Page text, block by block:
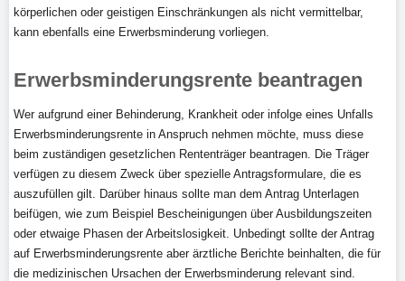
körperlichen oder geistigen Einschränkungen als nicht vermittelbar,
kann ebenfalls eine Erwerbsminderung vorliegen.
Erwerbsminderungsrente beantragen
Wer aufgrund einer Behinderung, Krankheit oder infolge eines Unfalls
Erwerbsminderungsrente in Anspruch nehmen möchte, muss diese
beim zuständigen gesetzlichen Rententräger beantragen. Die Träger
verfügen zu diesem Zweck über spezielle Antragsformulare, die es
auszufüllen gilt. Darüber hinaus sollte man dem Antrag Unterlagen
beifügen, wie zum Beispiel Bescheinigungen über Ausbildungszeiten
oder etwaige Phasen der Arbeitslosigkeit. Unbedingt sollte der Antrag
auf Erwerbsminderungsrente aber ärztliche Berichte beinhalten, die für
die medizinischen Ursachen der Erwerbsminderung relevant sind.